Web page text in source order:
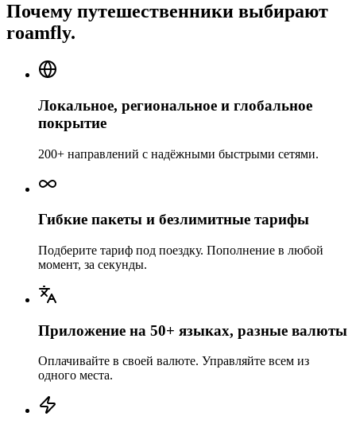
Почему путешественники выбирают
roamfly.
Локальное, региональное и глобальное
покрытие
200+ направлений с надёжными быстрыми сетями.
Гибкие пакеты и безлимитные тарифы
Подберите тариф под поездку. Пополнение в любой
момент, за секунды.
Приложение на 50+ языках, разные валюты
Оплачивайте в своей валюте. Управляйте всем из
одного места.